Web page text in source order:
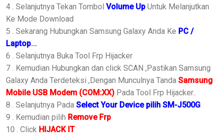
4 . Selanjutnya Tekan Tombol Volume Up Untuk Melanjutkan
Ke Mode Download
5 . Sekarang Hubungkan Samsung Galaxy Anda Ke PC /
Laptop...
6 . Selanjutnya Buka Tool Frp Hijacker
7 . Kemudian Hubungkan dan click SCAN ,Pastikan Samsung
Galaxy Anda Terdeteksi ,Dengan Munculnya Tanda Samsung
Mobile USB Modem (COM:XX) Pada Tool Frp Hijacker..
8 . Selanjutnya Pada Select Your Device pilih SM-J500G
9 . Kemudian pilih Remove Frp
10 . Click HIJACK IT